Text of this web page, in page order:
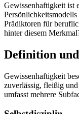
Gewissenhaftigkeit ist
Prädiktoren für
hinter diesem
Definition
Gewissenhaftigkeit
zuverlässig, fleißig
umfasst mehrere